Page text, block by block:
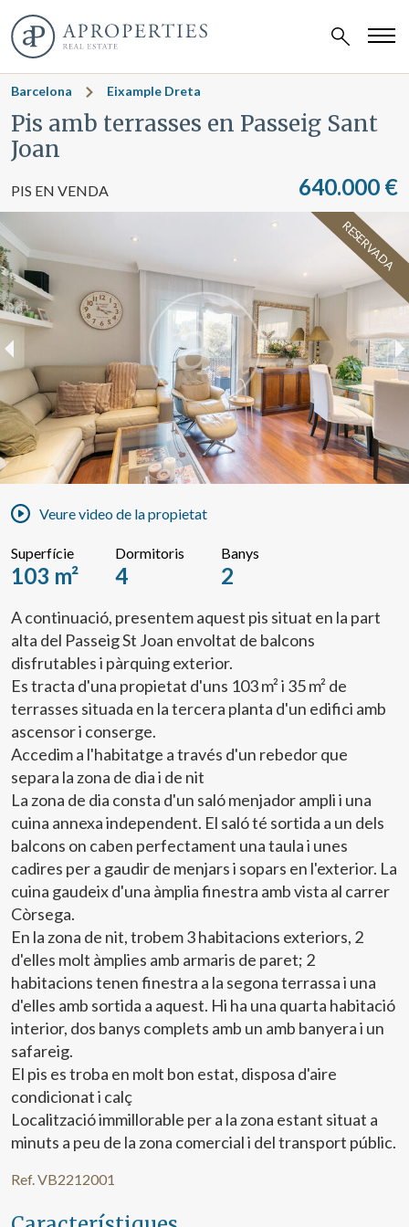
Barcelona Eixample Dreta
Pis amb terrasses en Passeig Sant
Joan
PIS EN VENDA 640.000 €
RESERVADA
Veure video de la propietat
Superfície
103 m²
Dormitoris
4
Banys
2
A continuació, presentem aquest pis situat en la part
alta del Passeig St Joan envoltat de balcons
disfrutables i pàrquing exterior.
Es tracta d'una propietat d'uns 103 m² i 35 m² de
terrasses situada en la tercera planta d'un edifici amb
ascensor i conserge.
Accedim a l'habitatge a través d'un rebedor que
separa la zona de dia i de nit
La zona de dia consta d'un saló menjador ampli i una
cuina annexa independent. El saló té sortida a un dels
balcons on caben perfectament una taula i unes
cadires per a gaudir de menjars i sopars en l'exterior. La
cuina gaudeix d'una àmplia finestra amb vista al carrer
Còrsega.
En la zona de nit, trobem 3 habitacions exteriors, 2
d'elles molt àmplies amb armaris de paret; 2
habitacions tenen finestra a la segona terrassa i una
d'elles amb sortida a aquest. Hi ha una quarta habitació
interior, dos banys complets amb un amb banyera i un
safareig.
El pis es troba en molt bon estat, disposa d'aire
condicionat i calç
Localització immillorable per a la zona estant situat a
minuts a peu de la zona comercial i del transport públic.
Ref. VB2212001